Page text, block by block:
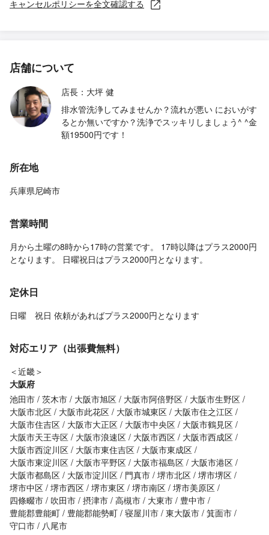
キャンセルポリシーを全文確認する
店舗について
店長：大坪 健
排水管洗浄してみませんか？流れが悪い においがす
るとか無いですか？洗浄でスッキリしましょう^ ^金
額19500円です！
所在地
兵庫県尼崎市
営業時間
月から土曜の8時から17時の営業です。 17時以降はプラス2000円
となります。 日曜祝日はプラス2000円となります。
定休日
日曜 祝日 依頼があればプラス2000円となります
対応エリア（出張費無料）
＜近畿＞
大阪府
池田市 茨木市 大阪市旭区 大阪市阿倍野区
大阪市生野区
大阪市北区
大阪市此花区 大阪市城東区
大阪市住之江区
大阪市住吉区
大阪市大正区 大阪市中央区
大阪市鶴見区
大阪市天王寺区
大阪市浪速区 大阪市西区
大阪市西成区
大阪市西淀川区
大阪市東住吉区
大阪市東成区
大阪市東淀川区
大阪市平野区 大阪市福島区
大阪市港区
大阪市都島区
大阪市淀川区 門真市 堺市北区 堺市堺区
堺市中区 堺市西区 堺市東区 堺市南区 堺市美原区
四條畷市
吹田市 摂津市 高槻市 大東市
豊中市
豊能郡豊能町
豊能郡能勢町 寝屋川市 東大阪市 箕面市
守口市
八尾市